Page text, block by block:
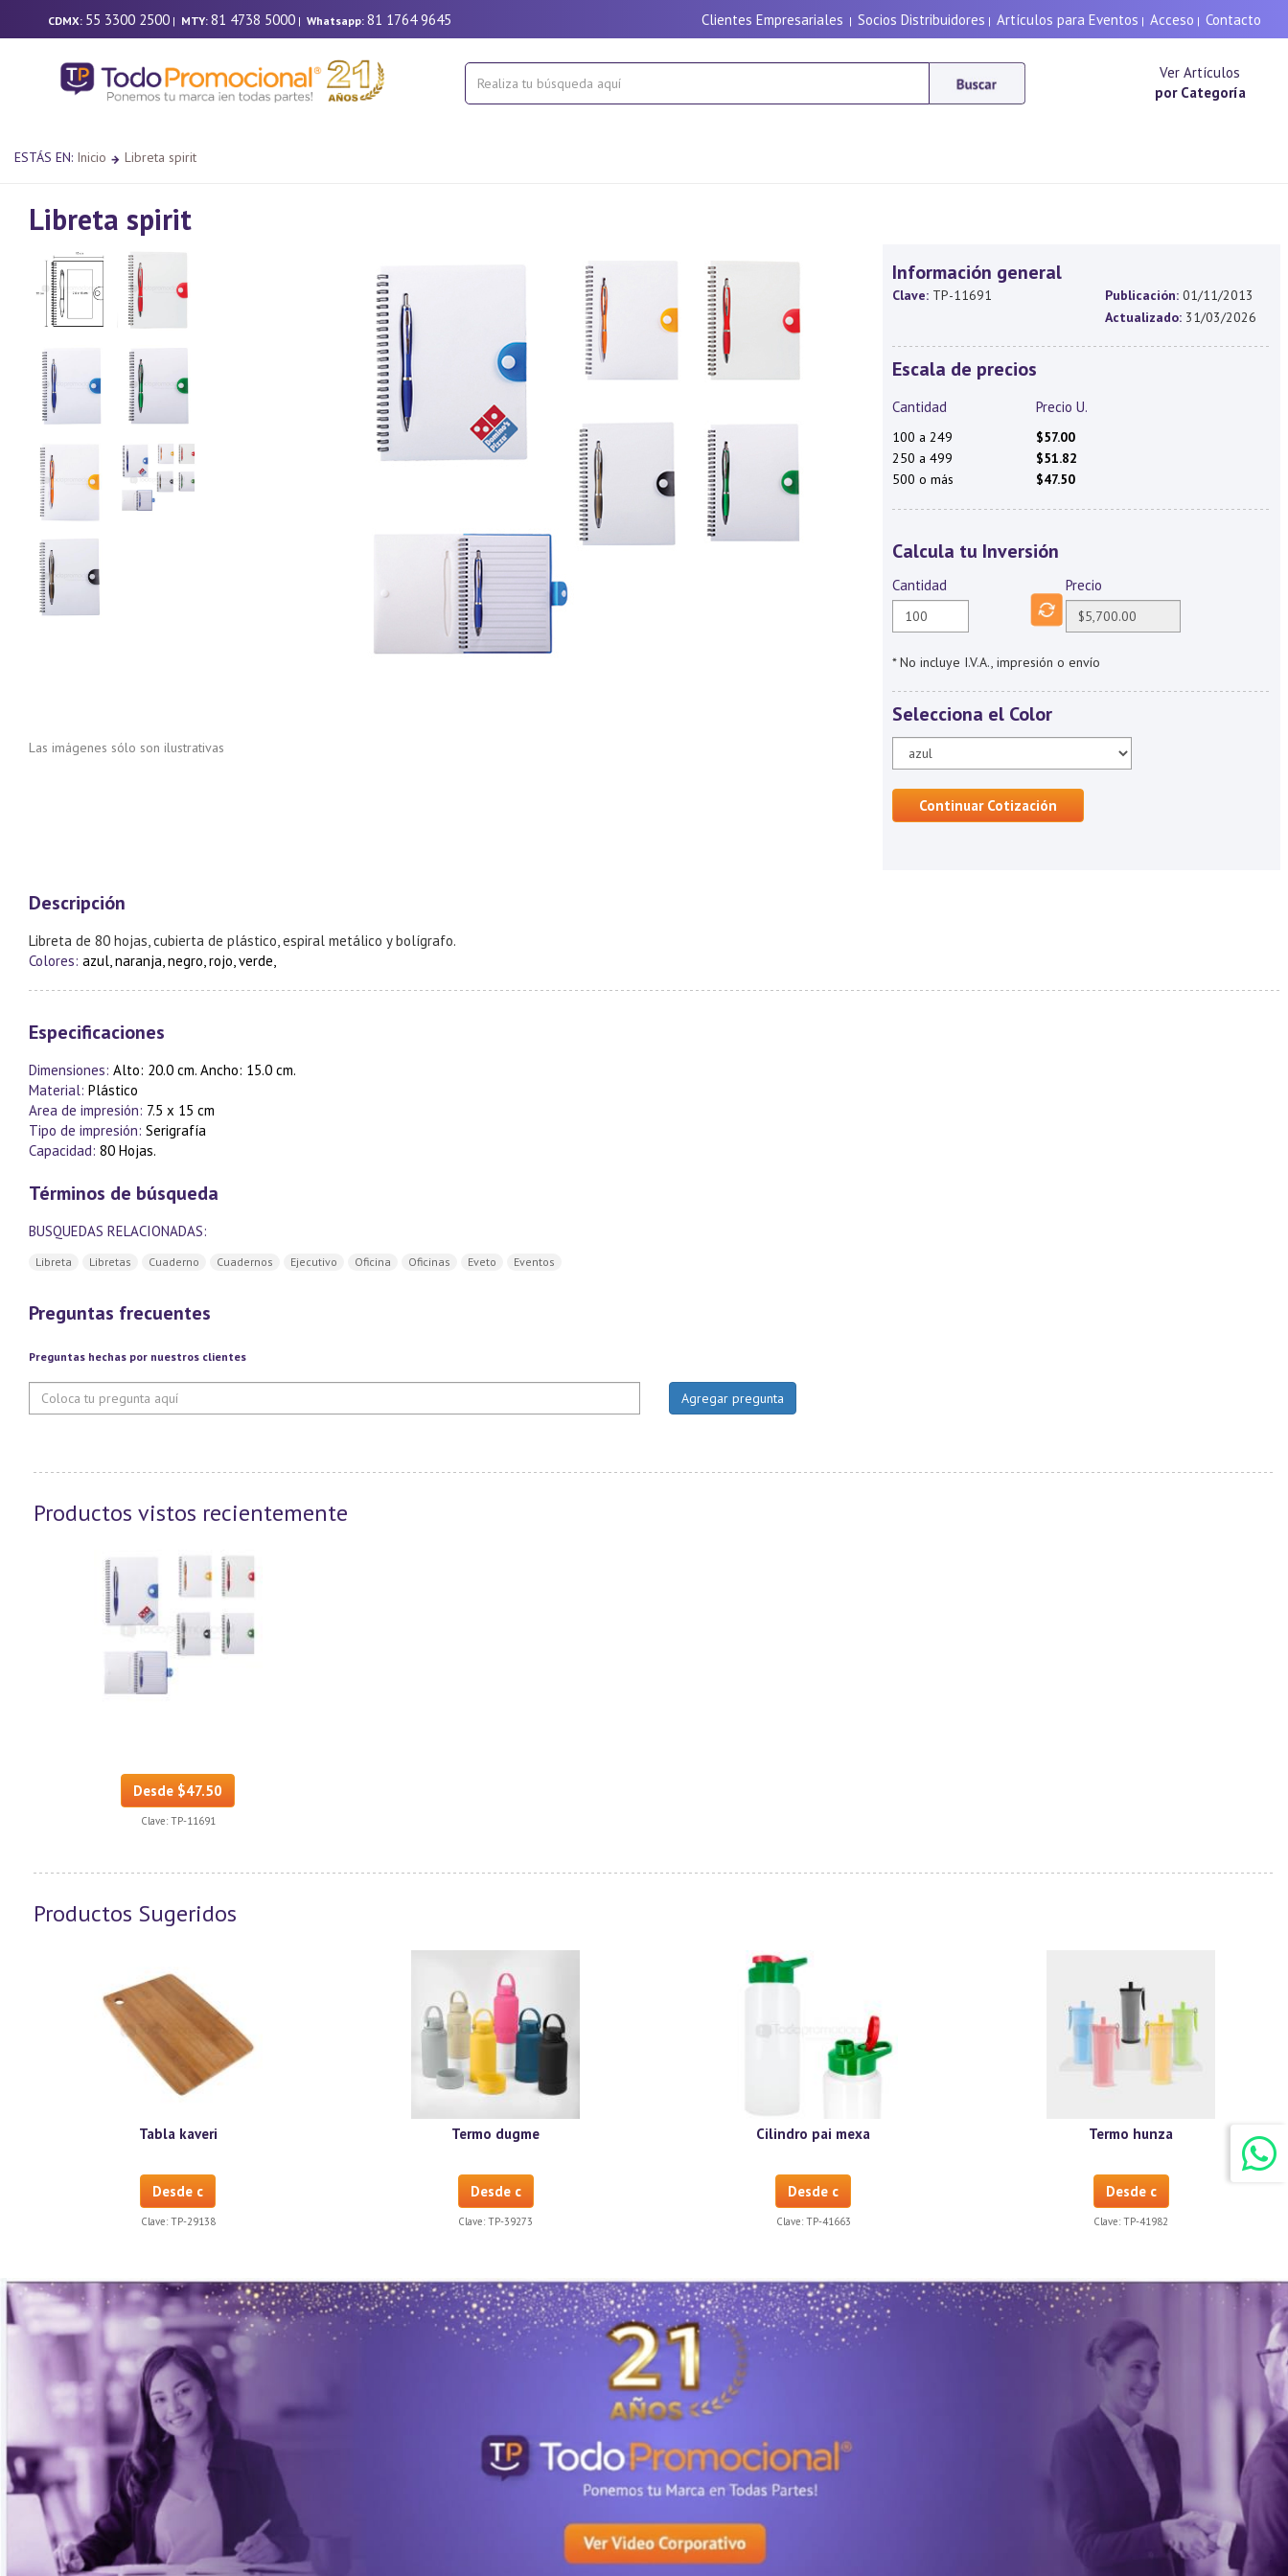
CDMX: 55 3300 2500 | MTY: 81 4738 5000 | Whatsapp: 81 1764 9645 Clientes Empresariales | Socios Distribuidores | Artículos para Eventos | Acceso | Contacto
Ver Artículos
por Categoría
ESTÁS EN: Inicio Libreta spirit
Libreta spirit
Las imágenes sólo son ilustrativas
Información general
Clave: TP-11691 Publicación: 01/11/2013
Actualizado: 31/03/2026
Escala de precios
Cantidad Precio U.
100 a 249
$57.00
250 a 499
$51.82
500 o más
$47.50
Calcula tu Inversión
Cantidad Precio
* No incluye I.V.A., impresión o envío
Selecciona el Color
Continuar Cotización
Descripción
Libreta de 80 hojas, cubierta de plástico, espiral metálico y bolígrafo.
Colores: azul, naranja, negro, rojo, verde,
Especificaciones
Dimensiones: Alto: 20.0 cm. Ancho: 15.0 cm.
Material: Plástico
Area de impresión: 7.5 x 15 cm
Tipo de impresión: Serigrafía
Capacidad: 80 Hojas.
Términos de búsqueda
BUSQUEDAS RELACIONADAS:
Libreta Libretas Cuaderno Cuadernos Ejecutivo Oficina Oficinas Eveto Eventos
Preguntas frecuentes
Preguntas hechas por nuestros clientes
Productos vistos recientemente
Desde $47.50
Clave: TP-11691
Productos Sugeridos
Tabla kaveri
Desde c
Clave: TP-29138
Termo dugme
Desde c
Clave:TP-39273
Cilindro pai mexa
Desde c
Clave: TP-41663
Termo hunza
Desde c
Clave:TP-41982